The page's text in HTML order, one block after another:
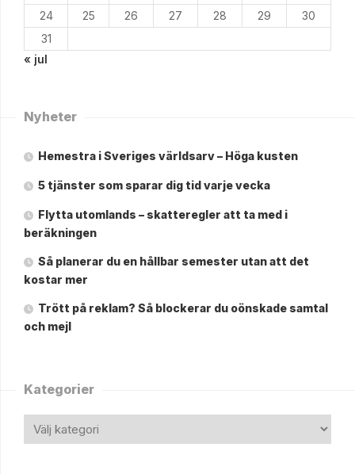
24
25 26 27 28 29
30
31
« jul
Nyheter
Hemestra i Sveriges världsarv – Höga kusten
5 tjänster som sparar dig tid varje vecka
Flytta utomlands – skatteregler att ta med i
beräkningen
Så planerar du en hållbar semester utan att det
kostar mer
Trött på reklam? Så blockerar du oönskade samtal
och mejl
Kategorier